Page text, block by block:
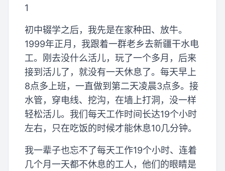
1
初中辍学之后，我先是在家种田、放牛。
1999年正月，我跟着一群老乡去新疆干水电
工。刚去没什么活儿，玩了一个多月，后来
接到活儿了，就没有一天休息了。每天早上
8点多上班，一直做到第二天凌晨3点多。接
水管，穿电线、挖沟，在墙上打洞，没一样
轻松活儿。我们每天工作时间长达19个小时
左右，只在吃饭的时候才能休息10几分钟。
我一辈子也忘不了每天工作19个小时、连着
几个月一天都不休息的工人，他们的眼睛是